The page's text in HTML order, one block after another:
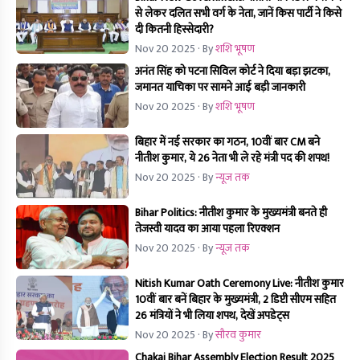
से लेकर दलित सभी वर्ग के नेता, जानें किस पार्टी ने किसे
दी कितनी हिस्सेदारी?
Nov 20 2025 · Byशशि भूषण
अनंत सिंह को पटना सिविल कोर्ट ने दिया बड़ा झटका,
जमानत याचिका पर सामने आई बड़ी जानकारी
Nov 20 2025 · Byशशि भूषण
बिहार में नई सरकार का गठन, 10वीं बार CM बने
नीतीश कुमार, ये 26 नेता भी ले रहे मंत्री पद की शपथ!
Nov 20 2025 · Byन्यूज तक
Bihar Politics: नीतीश कुमार के मुख्यमंत्री बनते ही
तेजस्वी यादव का आया पहला रिएक्शन
Nov 20 2025 · Byन्यूज तक
Nitish Kumar Oath Ceremony Live: नीतीश कुमार
10वीं बार बनें बिहार के मुख्यमंत्री, 2 डिप्टी सीएम सहित
26 मंत्रियों ने भी लिया शपथ, देखें अपडेट्स
Nov 20 2025 · Byसौरव कुमार